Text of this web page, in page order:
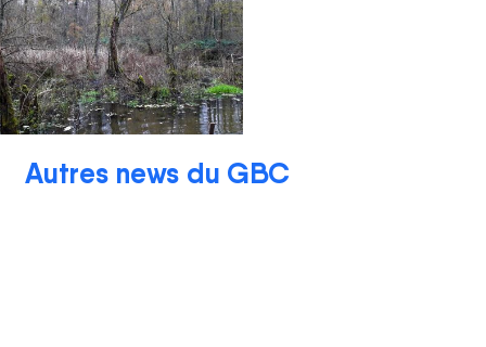
Autres news du GBC